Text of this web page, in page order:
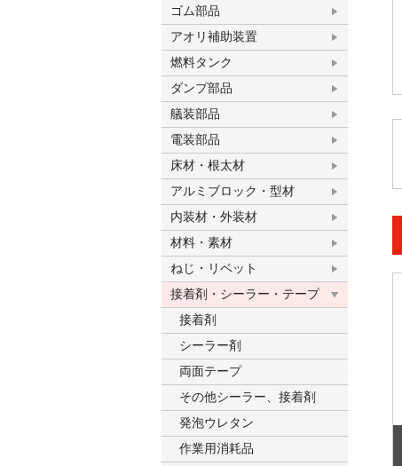
ゴム部品
アオリ補助装置
燃料タンク
ダンプ部品
艤装部品
電装部品
床材・根太材
アルミブロック・型材
内装材・外装材
材料・素材
ねじ・リベット
接着剤・シーラー・テープ
接着剤
シーラー剤
両面テープ
その他シーラー、接着剤
発泡ウレタン
作業用消耗品